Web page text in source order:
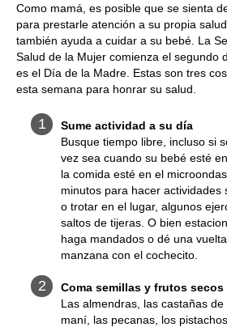
Como mamá, es posible que se sienta
para prestarle atención a su propia
también ayuda a cuidar a su bebé. La
Salud de la Mujer comienza el segundo
es el Día de la Madre. Estas son tres
esta semana para honrar su salud.
Sume actividad a su día
Busque tiempo libre, incluso si
vez sea cuando su bebé esté
la comida esté en el
minutos para hacer actividades
o trotar en el lugar, algunos
saltos de tijeras. O bien
haga mandados o dé una
manzana con el cochecito.
Coma semillas y frutos
Las almendras, las castañas
maní, las pecanas, los